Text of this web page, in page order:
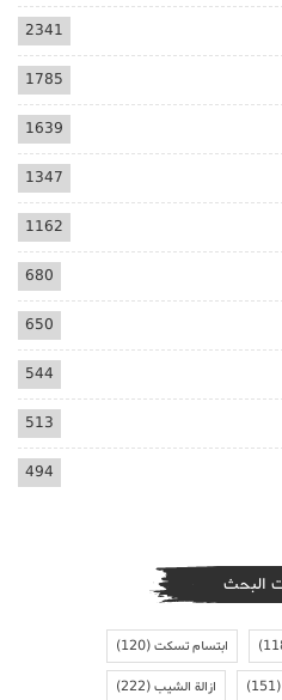
2341
1785
1639
1347
1162
680
650
544
513
494
البحث
ابتسام تسكت(120)
(151) ازالة الشيب(222)